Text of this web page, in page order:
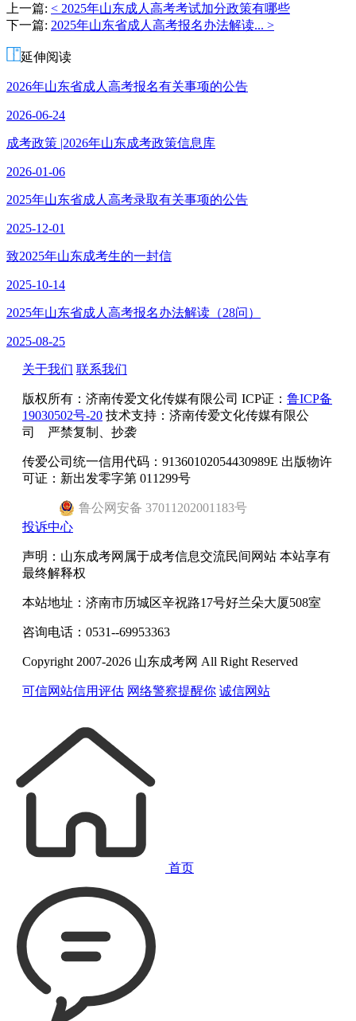
老
师
上一篇: < 2025年山东成人高考考试加分政策有哪些
下一篇: 2025年山东省成人高考报名办法解读... >
延伸阅读
2026年山东省成人高考报名有关事项的公告
2026-06-24
成考政策 |2026年山东成考政策信息库
2026-01-06
2025年山东省成人高考录取有关事项的公告
2025-12-01
致2025年山东成考生的一封信
2025-10-14
2025年山东省成人高考报名办法解读（28问）
2025-08-25
关于我们 联系我们
版权所有： 济南传爱文化传媒有限公司 ICP证： 鲁ICP备
19030502号-20 技术支持：济南传爱文化传媒有限公
司 严禁复制、抄袭
传爱公司统一信用代码：91360102054430989E 出版物许
可证：新出发零字第 011299号
鲁公网安备 37011202001183号
投诉中心
声明：山东成考网属于成考信息交流民间网站 本站享有
最终解释权
本站地址：济南市历城区辛祝路17号好兰朵大厦508室
咨询电话：0531--69953363
Copyright 2007-2026 山东成考网 All Right Reserved
可信网站信用评估 网络警察提醒你 诚信网站
首页